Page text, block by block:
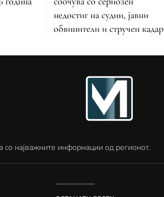
недостиг на судии, јавни
обвинители и стручен кадар
најважните информации од регионот.